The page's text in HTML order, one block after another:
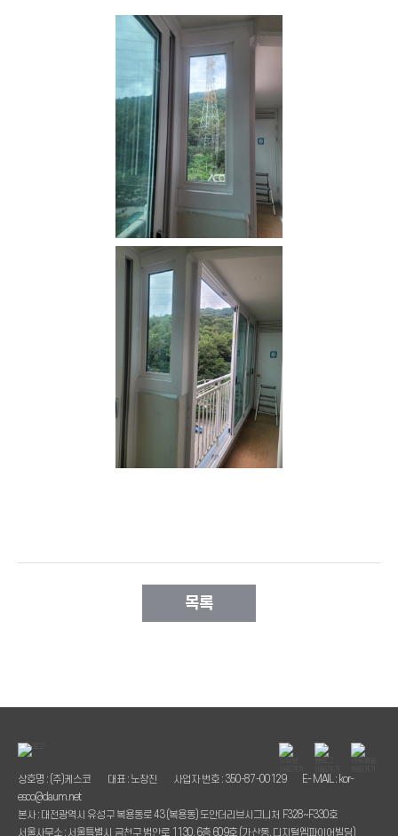
목록
상호명 : (주)케스코 대표 : 노창진 사업자 번호 : 350-87-00129
E- MAIL : kor-
esco@daum.net
본사 : 대전광역시 유성구 복용동로 43 (복용동) 도안더리브시그니처 F328~F330호
서울사무소 : 서울특별시 금천구 범안로 1130, 6층 609호 (가산동, 디지털엠파이어빌딩)